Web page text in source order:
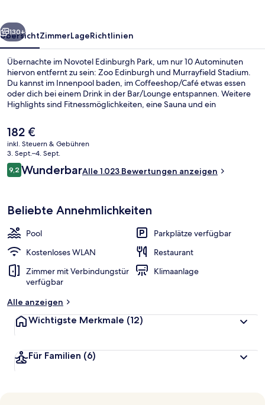
Weiter
130+
ÜbersichtZimmerLageRichtlinien
Übernachte im Novotel Edinburgh Park, um nur 10 Autominuten
hiervon entfernt zu sein: Zoo Edinburgh und Murrayfield Stadium.
Du kannst im Innenpool baden, im Coffeeshop/Café etwas essen
oder dich bei einem Drink in der Bar/Lounge entspannen. Weitere
Highlights sind Fitnessmöglichkeiten, eine Sauna und ein
die zentrale Lage. Die öffentlichen Verkehrsmittel sind nur einen
kurzen Fußmarsch entfernt: Zur Straßenbahnhaltestelle Edinburgh
Park sind es 3 Minuten und zur Straßenbahnhaltestelle Edinburgh
Park Central 13 Minuten.
Der
aktuelle
Preis
beträgt
182 €.
182 €
inkl. Steuern & Gebühren
3. Sept.–4. Sept.
Bewertungen
9,29,2 von 10.
WunderbarAlle 1.023 Bewertungen anzeigen
Beliebte Annehmlichkeiten
Pool
Parkplätze verfügbar
Kostenloses WLAN
Restaurant
Zimmer mit Verbindungstür
verfügbar
Klimaanlage
Alle anzeigen
Wichtigste Merkmale (12)
Für Familien (6)